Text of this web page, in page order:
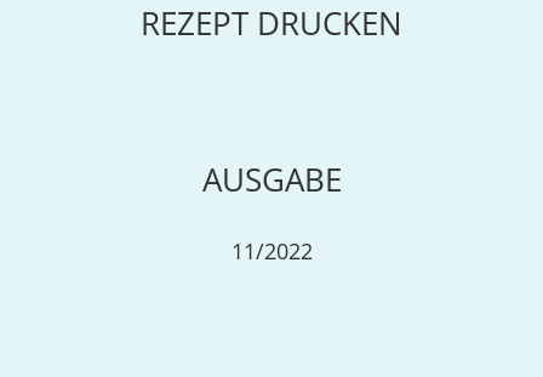
REZEPT DRUCKEN
AUSGABE
11/2022